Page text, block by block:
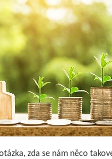
zda se nám něco